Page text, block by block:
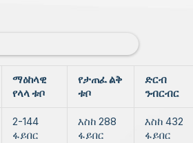
ማዕከላዊ
የላላ ቱቦ
የታጠፈ ልቅ
ቱቦ
ድርብ
ንብርብር
2-144
ፋይበር
እስከ 288
ፋይበር
እስከ 432
ፋይበር